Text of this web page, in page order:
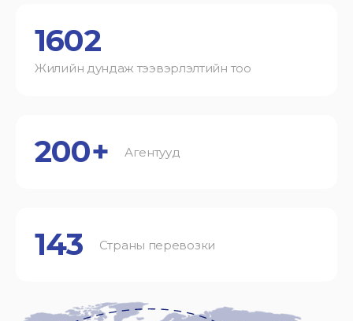
1602
Жилийн дундаж тээвэрлэлтийн тоо
200+ Агентууд
143 Страны перевозки